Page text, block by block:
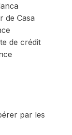
de Casa
de crédit
par les